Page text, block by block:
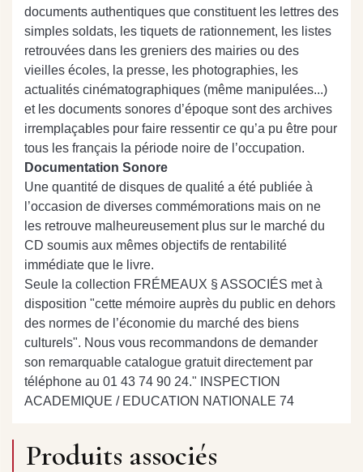
documents authentiques que constituent les lettres des
simples soldats, les tiquets de rationnement, les listes
retrouvées dans les greniers des mairies ou des
vieilles écoles, la presse, les photographies, les
actualités cinématographiques (même manipulées...)
et les documents sonores d’époque sont des archives
irremplaçables pour faire ressentir ce qu’a pu être pour
tous les français la période noire de l’occupation.
Documentation Sonore
Une quantité de disques de qualité a été publiée à
l’occasion de diverses commémorations mais on ne
les retrouve malheureusement plus sur le marché du
CD soumis aux mêmes objectifs de rentabilité
immédiate que le livre.
Seule la collection FRÉMEAUX § ASSOCIÉS met à
disposition "cette mémoire auprès du public en dehors
des normes de l’économie du marché des biens
culturels". Nous vous recommandons de demander
son remarquable catalogue gratuit directement par
téléphone au 01 43 74 90 24." INSPECTION
ACADEMIQUE / EDUCATION NATIONALE 74
Produits associés